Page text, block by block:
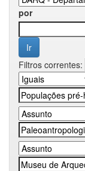
por
Filtros correntes: